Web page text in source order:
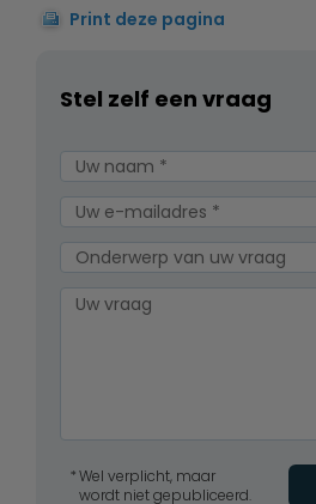
Print deze pagina
Stel zelf een vraag
Wel verplicht, maar
wordt niet gepubliceerd.